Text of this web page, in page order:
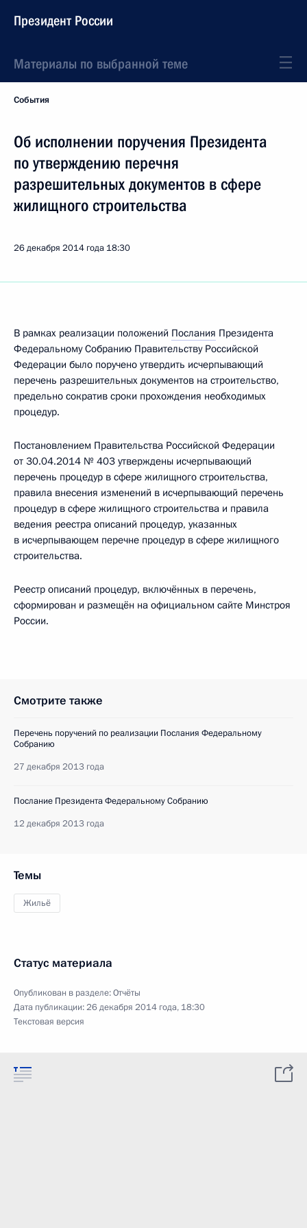
Президент России
Материалы по выбранной теме
События
Об исполнении поручения Президента
по утверждению перечня
разрешительных документов в сфере
жилищного строительства
26 декабря 2014 года 18:30
В рамках реализации положений Послания Президента
Федеральному Собранию Правительству Российской
Федерации было поручено утвердить исчерпывающий
перечень разрешительных документов на строительство,
предельно сократив сроки прохождения необходимых
процедур.
Постановлением Правительства Российской Федерации
от 30.04.2014 № 403 утверждены исчерпывающий
перечень процедур в сфере жилищного строительства,
правила внесения изменений в исчерпывающий перечень
процедур в сфере жилищного строительства и правила
ведения реестра описаний процедур, указанных
в исчерпывающем перечне процедур в сфере жилищного
строительства.
Реестр описаний процедур, включённых в перечень,
сформирован и размещён на официальном сайте Минстроя
России.
Смотрите также
Перечень поручений по реализации Послания Федеральному
Собранию
27 декабря 2013 года
Послание Президента Федеральному Собранию
12 декабря 2013 года
Темы
Жильё
Статус материала
Опубликован в разделе:Отчёты
Дата публикации:26 декабря 2014 года, 18:30
Текстовая версия